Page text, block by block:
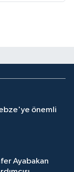
önemli
Ayabakan